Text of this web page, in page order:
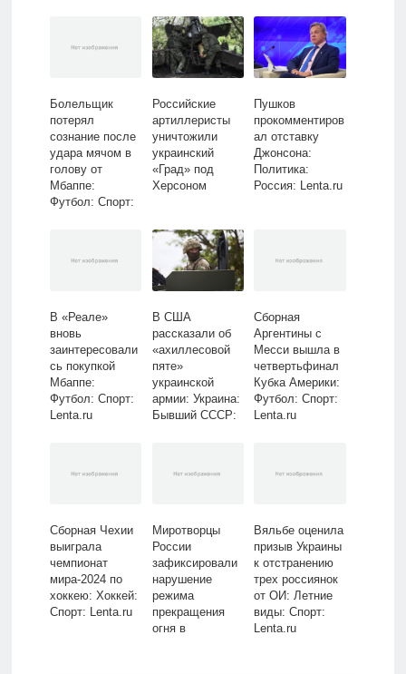
Болельщик
потерял
сознание после
удара мячом в
голову от
Мбаппе:
Футбол: Спорт:
Российские
артиллеристы
уничтожили
украинский
«Град» под
Херсоном
Пушков
прокомментиров
ал отставку
Джонсона:
Политика:
Россия: Lenta.ru
В «Реале»
вновь
заинтересовали
сь покупкой
Мбаппе:
Футбол: Спорт:
Lenta.ru
В США
рассказали об
«ахиллесовой
пяте»
украинской
армии: Украина:
Бывший СССР:
Сборная
Аргентины с
Месси вышла в
четвертьфинал
Кубка Америки:
Футбол: Спорт:
Lenta.ru
Сборная Чехии
выиграла
чемпионат
мира-2024 по
хоккею: Хоккей:
Спорт: Lenta.ru
Миротворцы
России
зафиксировали
нарушение
режима
прекращения
огня в
Вяльбе оценила
призыв Украины
к отстранению
трех россиянок
от ОИ: Летние
виды: Спорт:
Lenta.ru